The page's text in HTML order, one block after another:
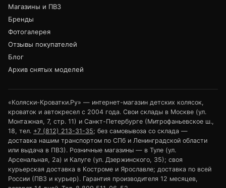
Магазины и ПВЗ
Бренды
Фотогалерея
Отзывы покупателей
Блог
Архив снятых моделей
«Коляски-Кроватки.Ру» — интернет-магазин детских колясок,
кроваток и автокресел с 2004 года. Свои склады в Москве (ул.
Монтажная, 7, стр. 11) и Санкт-Петербурге (Митрофаньевское ш.,
18, тел. +7 (812) 213-31-35; без самовывоза со склада —
доставка нашим транспортом по СПб и Ленинградской области
или выдача в ПВЗ). Розничные магазины — в Туле (ул.
Арсенальная, 2а) и Калуге (ул. Дзержинского, 35); своя
курьерская доставка в Костроме и Ярославле; доставка по всей
России (ПВЗ и курьер). Гарантия производителя 12 месяцев,